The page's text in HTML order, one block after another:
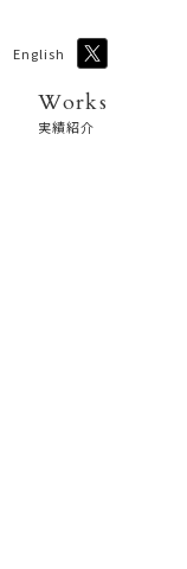
English
Works
実績紹介